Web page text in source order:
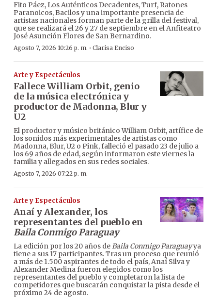
Fito Páez, Los Auténticos Decadentes, Turf, Ratones
Paranoicos, Bacilos y una importante presencia de
artistas nacionales forman parte de la grilla del festival,
que se realizará el 26 y 27 de septiembre en el Anfiteatro
José Asunción Flores de San Bernardino.
Agosto 7, 2026 10:26 p. m. · Clarisa Enciso
Arte y Espectáculos
Fallece William Orbit, genio
de la música electrónica y
productor de Madonna, Blur y
U2
El productor y músico británico William Orbit, artífice de
los sonidos más experimentales de artistas como
Madonna, Blur, U2 o Pink, falleció el pasado 23 de julio a
los 69 años de edad, según informaron este viernes la
familia y allegados en sus redes sociales.
Agosto 7, 2026 07:22 p. m.
Arte y Espectáculos
Anaí y Alexander, los
representantes del pueblo en
Baila Conmigo Paraguay
La edición por los 20 años deBaila Conmigo Paraguayya
tiene a sus 17 participantes. Tras un proceso que reunió
a más de 1.500 aspirantes de todo el país, Anaí Silva y
Alexander Medina fueron elegidos como los
representantes del pueblo y completaron la lista de
competidores que buscarán conquistar la pista desde el
próximo 24 de agosto.